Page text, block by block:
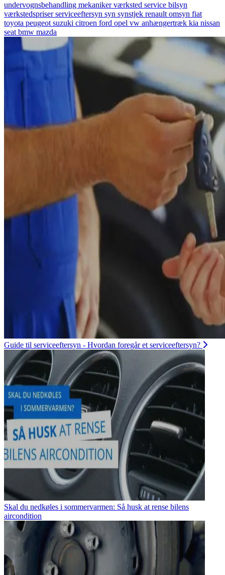
undervognsbehandling mekanikerværksted service bilsyn
værkstedspriserserviceeftersyn syn synstjek renault omsyn fiat
toyota peugeot suzuki citroen ford opel vw anhængertræk kia nissan
seat bmw mazda
Guide til serviceeftersyn - Hvordan foregår et serviceeftersyn?
Skal du nedkøles i sommervarmen: Så husk at rense bilens
aircondition